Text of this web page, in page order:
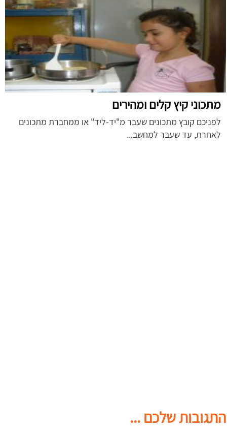
מתכוני קיץ קלים ומהירים
לפניכם קובץ מתכונים שעבר מ"יד-ליד" או ממחברת מתכונים
לאחרת, עד שעבר למחשב...
התגובות שלכם ...